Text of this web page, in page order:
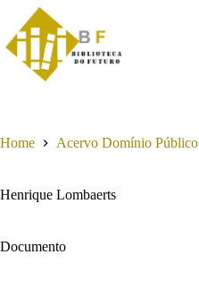
para
conteúdo
Home Acervo Domínio Público
Henrique Lombaerts
Documento